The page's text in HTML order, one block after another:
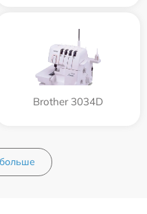
Brother 3034D